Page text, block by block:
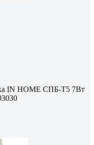
IN HOME СПБ-Т5 7Вт